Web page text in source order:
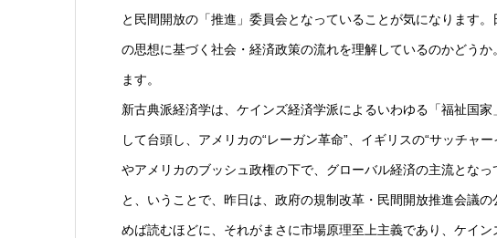
と民間開放の「推進」委員会となっていることが気になります
の思想に基づく社会・経済政策の流れを理解しているのかどう
ます。
新古典派経済学は、ケインズ経済学派によるいわゆる「福祉国
して台頭し、アメリカの“レーガン革命”、イギリスの“サッチャ
やアメリカのブッシュ政権の下で、グローバル経済の主流となっ
と、いうことで、昨日は、政府の規制改革・民間開放推進会議
めば読むほどに、それがまさに市場原理至上主義であり、ケイ